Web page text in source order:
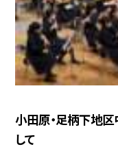
小田原・足柄下地
して